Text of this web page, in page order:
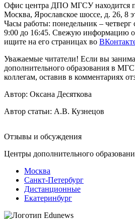
Офис центра ДПО МГСУ находится
Москва, Ярославское шоссе, д. 26, 8
Часы работы: понедельник – четверг
9:00 до 16:45. Свежую информацию
ищите на его страницах во
Уважаемые читатели! Если вы
дополнительного образования в
коллегам, оставив в комментариях
Автор: Оксана Десяткова
Автор статьи: А.В. Кузнецов
Отзывы и обсуждения
Центры дополнительного
Москва
Санкт-Петербург
Дистанционные
Екатеринбург